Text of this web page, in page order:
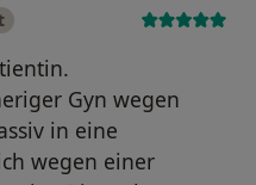
Gyn wegen
in eine
wegen einer